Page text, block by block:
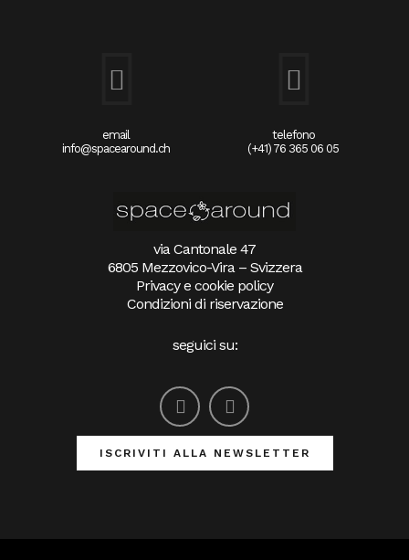
email
info@spacearound.ch
telefono
(+41) 76 365 06 05
via Cantonale 47
6805 Mezzovico-Vira – Svizzera
Privacy e cookie policy
Condizioni di riservazione
seguici su:
ISCRIVITI ALLA NEWSLETTER